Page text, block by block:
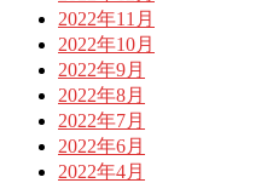
2022年11月
2022年10月
2022年9月
2022年8月
2022年7月
2022年6月
2022年4月